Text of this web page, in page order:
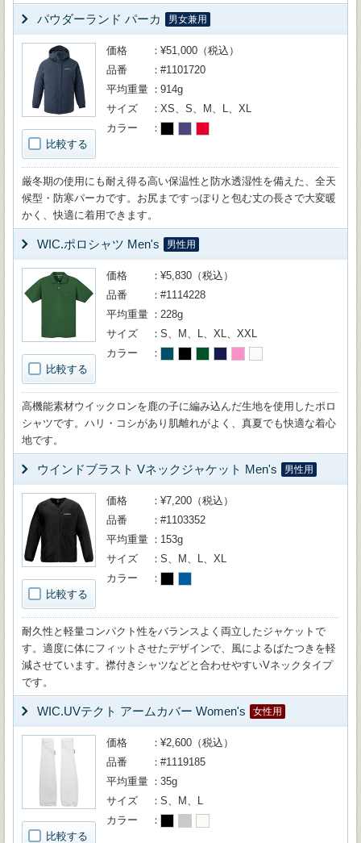
パウダーランド パーカ 男女兼用
比較する
価格
¥51,000（税込）
品番
#1101720
平均重量
914g
サイズ
XS、S、M、L、XL
カラー
厳冬期の使用にも耐え得る高い保温性と防水透湿性を備えた、全天
候型・防寒パーカです。お尻まですっぽりと包む丈の長さで大変暖
かく、快適に着用できます。
WIC.ポロシャツ Men's 男性用
比較する
価格
¥5,830（税込）
品番
#1114228
平均重量
228g
サイズ
S、M、L、XL、XXL
カラー
高機能素材ウイックロンを鹿の子に編み込んだ生地を使用したポロ
シャツです。ハリ・コシがあり肌離れがよく、真夏でも快適な着心
地です。
ウインドブラスト Vネックジャケット Men's 男性用
比較する
価格
¥7,200（税込）
品番
#1103352
平均重量
153g
サイズ
S、M、L、XL
カラー
耐久性と軽量コンパクト性をバランスよく両立したジャケットで
す。適度に体にフィットさせたデザインで、風によるばたつきを軽
減させています。襟付きシャツなどと合わせやすいVネックタイプ
です。
WIC.UVテクト アームカバー Women's 女性用
比較する
価格
¥2,600（税込）
品番
#1119185
平均重量
35g
サイズ
S、M、L
カラー